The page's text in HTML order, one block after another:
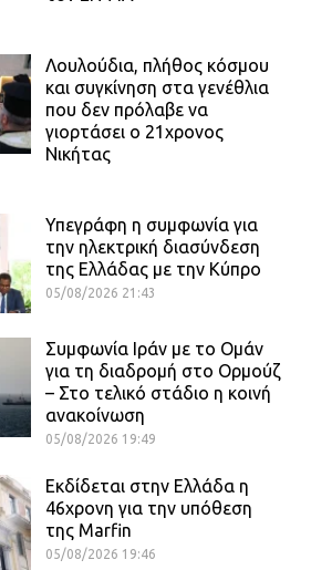
Λουλούδια, πλήθος κόσμου
και συγκίνηση στα γενέθλια
που δεν πρόλαβε να
γιορτάσει ο 21χρονος
Νικήτας
Υπεγράφη η συμφωνία για
την ηλεκτρική διασύνδεση
της Ελλάδας με την Κύπρο
05/08/2026 21:43
Συμφωνία Ιράν με το Ομάν
για τη διαδρομή στο Ορμούζ
– Στο τελικό στάδιο η κοινή
ανακοίνωση
05/08/2026 19:49
Εκδίδεται στην Ελλάδα η
46χρονη για την υπόθεση
της Marfin
05/08/2026 19:46